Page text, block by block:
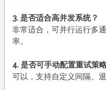
3. 是否适合高并发系统？
非常适合，可并行运行多
率。
4. 是否可手动配置重试策
可以，支持自定义间隔、